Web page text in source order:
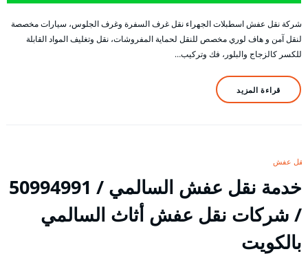
شركة نقل عفش اسطبلات الجهراء نقل غرف السفرة وغرف الجلوس، سيارات مخصصة
لنقل آمن و هاف لوري مخصص للنقل لحماية المفروشات، نقل وتغليف المواد القابلة
للكسر كالزجاج والبلور، فك وتركيب…
قراءة المزيد
نقل عفش
خدمة نقل عفش السالمي / 50994991
/ شركات نقل عفش أثاث السالمي
بالكويت